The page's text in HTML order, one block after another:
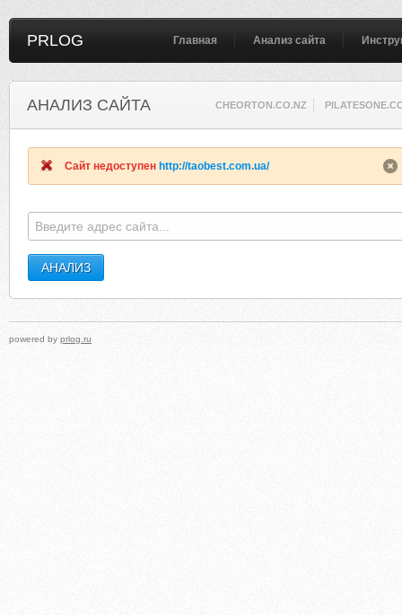
PRLOG Главная Анализ сайта
АНАЛИЗ САЙТА CHEORTON.CO.NZ
Сайт недоступен http://taobest.com.ua/
powered by prlog.ru